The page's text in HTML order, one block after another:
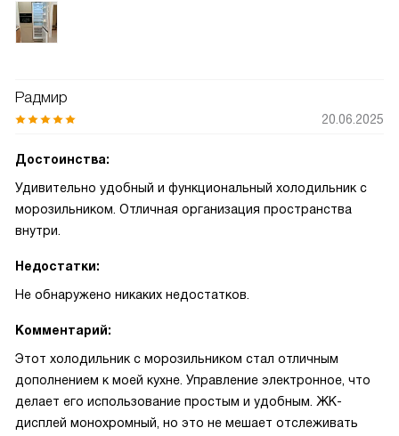
Радмир
20.06.2025
Достоинства:
Удивительно удобный и функциональный холодильник с
морозильником. Отличная организация пространства
внутри.
Недостатки:
Не обнаружено никаких недостатков.
Комментарий:
Этот холодильник с морозильником стал отличным
дополнением к моей кухне. Управление электронное, что
делает его использование простым и удобным. ЖК-
дисплей монохромный, но это не мешает отслеживать